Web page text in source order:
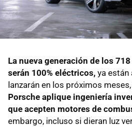
La nueva generación de los
serán 100% eléctricos, ya están
lanzarán en los próximos meses,
Porsche aplique ingeniería
que acepten motores de
embargo, incluso si dieran luz